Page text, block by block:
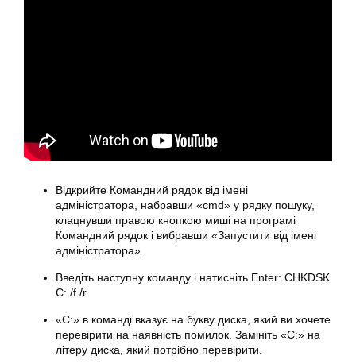
Відкрийте Командний рядок від імені
адміністратора, набравши «cmd» у рядку пошуку,
клацнувши правою кнопкою миші на програмі
Командний рядок і вибравши «Запустити від імені
адміністратора».
Введіть наступну команду і натисніть Enter: CHKDSK
C: /f /r
«C:» в команді вказує на букву диска, який ви хочете
перевірити на наявність помилок. Замініть «C:» на
літеру диска, який потрібно перевірити.